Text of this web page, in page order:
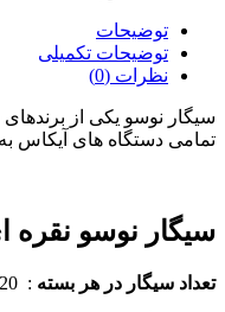
توضیحات
توضیحات تکمیلی
نظرات (0)
نوسو یکی از برندهای
دستگاه های آیکاس به جز
نوسو نقره ای
سیگار در هر بسته : 20 عدد